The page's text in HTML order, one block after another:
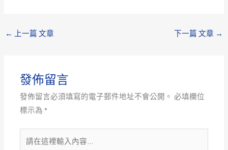
← 上一篇 文章 下一篇 文章 →
發佈留言
發佈留言必須填寫的電子郵件地址不會公開。 必填欄位
標示為 *